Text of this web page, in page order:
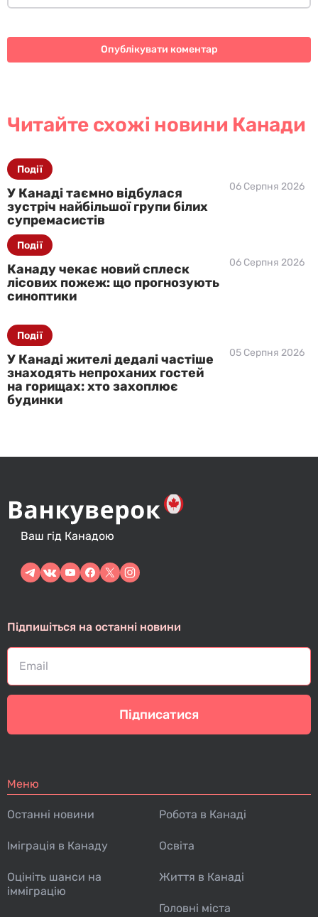
Читайте схожі новини Канади
У Канаді таємно відбулася
зустріч найбільшої групи білих
супремасистів
06 Серпня 2026
Події
Канаду чекає новий сплеск
лісових пожеж: що прогнозують
синоптики
06 Серпня 2026
Події
У Канаді жителі дедалі частіше
знаходять непроханих гостей
на горищах: хто захоплює
будинки
05 Серпня 2026
Події
Ваш гід Канадою
Підпишіться на останні новини
Підписатися
Меню
Останні новини
Іміграція в Канаду
Оцініть шанси на
імміграцію
Робота в Канаді
Освіта
Життя в Канаді
Головні міста